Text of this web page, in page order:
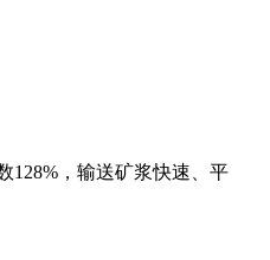
128%，输送矿浆快速、平